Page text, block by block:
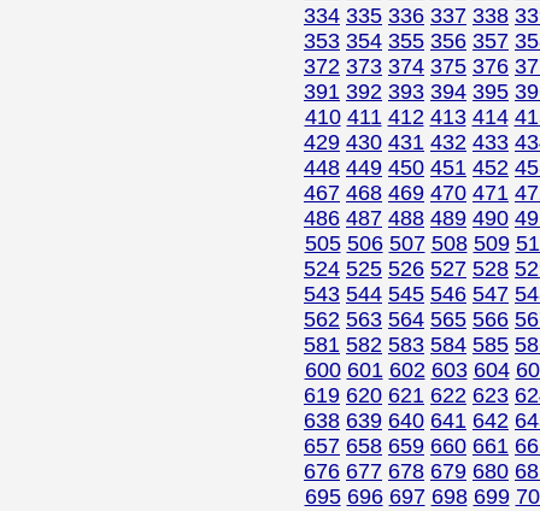
334 335 336 337 338
353 354 355 356 357
372 373 374 375 376
391 392 393 394 395
410 411 412 413 414
429 430 431 432 433
448 449 450 451 452
467 468 469 470 471
486 487 488 489 490
505 506 507 508 509
524 525 526 527 528
543 544 545 546 547
562 563 564 565 566
581 582 583 584 585
600 601 602 603 604
619 620 621 622 623
638 639 640 641 642
657 658 659 660 661
676 677 678 679 680
695 696 697 698 699